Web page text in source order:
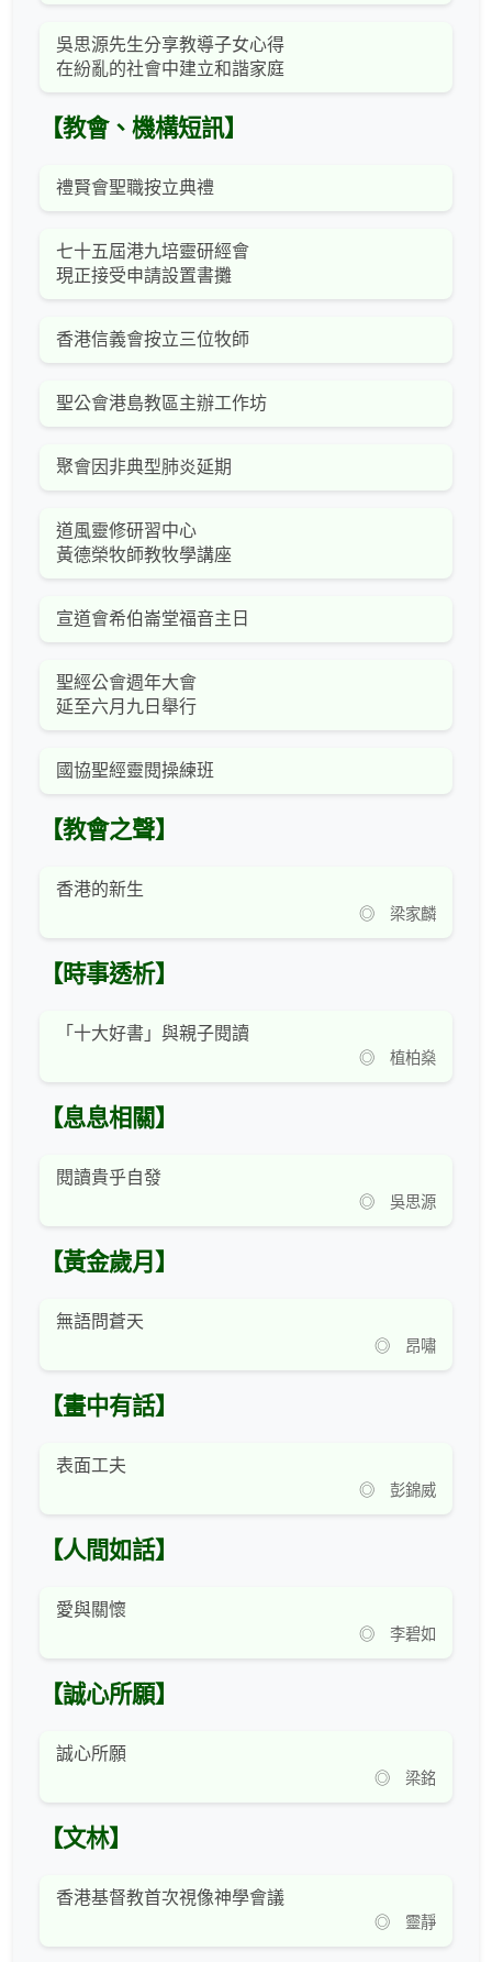
吳思源先生分享教導子女心得
在紛亂的社會中建立和諧家庭
【教會、機構短訊】
禮賢會聖職按立典禮
七十五屆港九培靈研經會
現正接受申請設置書攤
香港信義會按立三位牧師
聖公會港島教區主辦工作坊
聚會因非典型肺炎延期
道風靈修研習中心
黃德榮牧師教牧學講座
宣道會希伯崙堂福音主日
聖經公會週年大會
延至六月九日舉行
國協聖經靈閱操練班
【教會之聲】
香港的新生
◎ 梁家麟
【時事透析】
「十大好書」與親子閱讀
◎ 植柏燊
【息息相關】
閱讀貴乎自發
◎ 吳思源
【黃金歲月】
無語問蒼天
◎ 昂嘯
【畫中有話】
表面工夫
◎ 彭錦威
【人間如話】
愛與關懷
◎ 李碧如
【誠心所願】
誠心所願
◎ 梁銘
【文林】
香港基督教首次視像神學會議
◎ 靈靜